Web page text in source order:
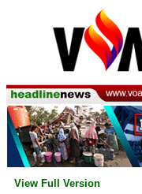
View Full Version